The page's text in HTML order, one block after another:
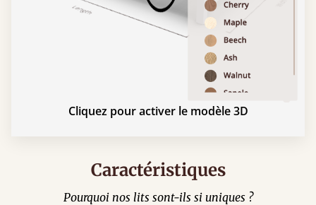
Cliquez pour activer le modèle 3D
Caractéristiques
Pourquoi nos lits sont-ils si uniques ?